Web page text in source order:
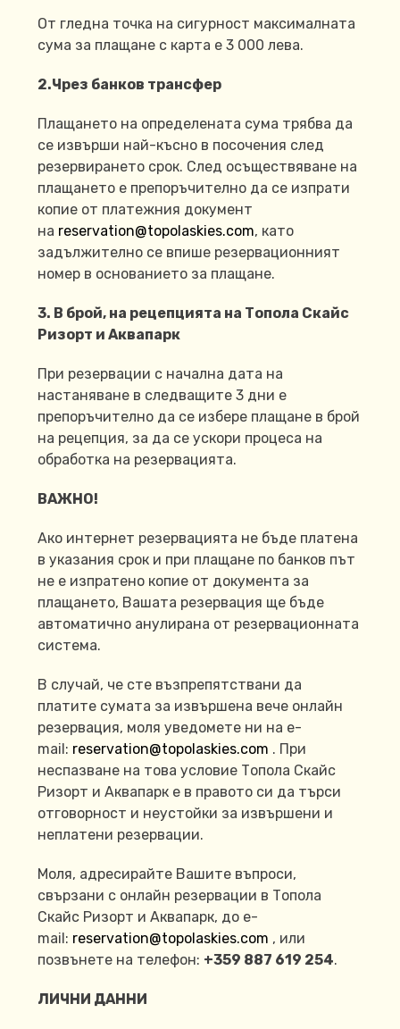
От гледна точка на сигурност максималната
сума за плащане с карта е 3 000 лева.
2.Чрез банков трансфер
Плащането на определената сума трябва да
се извърши най-късно в посочения след
резервирането срок. След осъществяване на
плащането е препоръчително да се изпрати
копие от платежния документ
на reservation@topolaskies.com, като
задължително се впише резервационният
номер в основанието за плащане.
3. В брой, на рецепцията на Топола Скайс
Ризорт и Аквапарк
При резервации с начална дата на
настаняване в следващите 3 дни е
препоръчително да се избере плащане в брой
на рецепция, за да се ускори процеса на
обработка на резервацията.
ВАЖНО!
Ако интернет резервацията не бъде платена
в указания срок и при плащане по банков път
не е изпратено копие от документа за
плащането, Вашата резервация ще бъде
автоматично анулирана от резервационната
система.
В случай, че сте възпрепятствани да
платите сумата за извършена вече онлайн
резервация, моля уведомете ни на e-
mail: reservation@topolaskies.com . При
неспазване на това условие Топола Скайс
Ризорт и Аквапарк е в правото си да търси
отговорност и неустойки за извършени и
неплатени резервации.
Моля, адресирайте Вашите въпроси,
свързани с онлайн резервации в Топола
Скайс Ризорт и Аквапарк, до e-
mail: reservation@topolaskies.com , или
позвънете на телефон: +359 887 619 254.
ЛИЧНИ ДАННИ